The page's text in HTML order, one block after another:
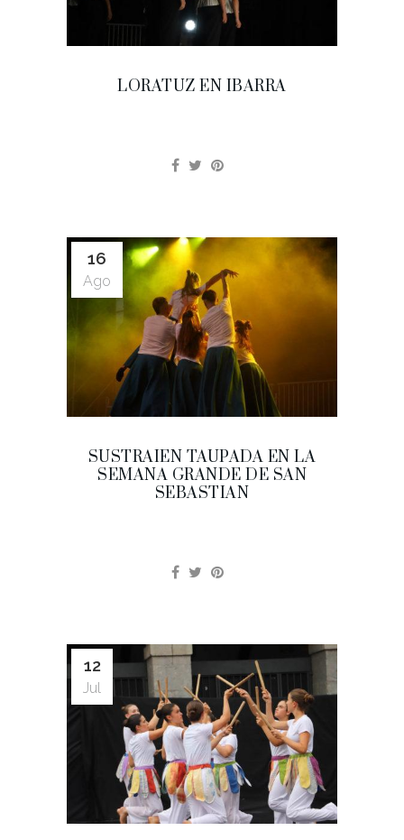
LORATUZ EN IBARRA
16
Ago
SUSTRAIEN TAUPADA EN LA
SEMANA GRANDE DE SAN
SEBASTIAN
12
Jul